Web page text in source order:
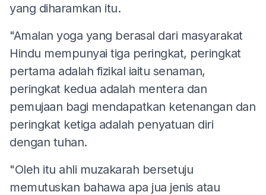
yang diharamkan itu.
"Amalan yoga yang berasal dari masyarakat
Hindu mempunyai tiga peringkat, peringkat
pertama adalah fizikal iaitu senaman,
peringkat kedua adalah mentera dan
pemujaan bagi mendapatkan ketenangan dan
peringkat ketiga adalah penyatuan diri
dengan tuhan.
"Oleh itu ahli muzakarah bersetuju
memutuskan bahawa apa jua jenis atau